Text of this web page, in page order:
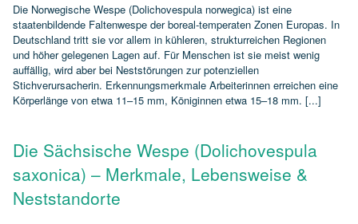
Die Norwegische Wespe (Dolichovespula norwegica) ist eine
staatenbildende Faltenwespe der boreal‑temperaten Zonen Europas. In
Deutschland tritt sie vor allem in kühleren, strukturreichen Regionen
und höher gelegenen Lagen auf. Für Menschen ist sie meist wenig
auffällig, wird aber bei Neststörungen zur potenziellen
Stichverursacherin. Erkennungsmerkmale Arbeiterinnen erreichen eine
Körperlänge von etwa 11–15 mm, Königinnen etwa 15–18 mm. [...]
Die Sächsische Wespe (Dolichovespula
saxonica) – Merkmale, Lebensweise &
Neststandorte